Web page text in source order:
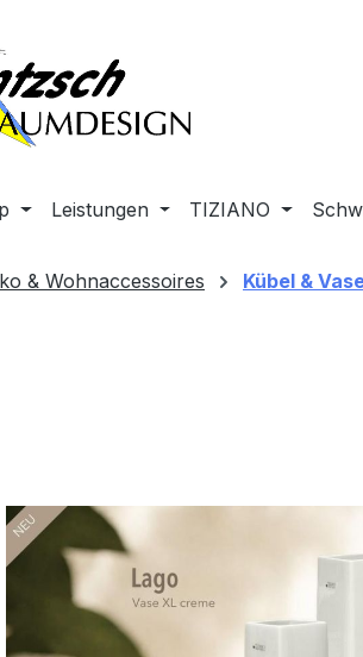
springen
Leistungen TIZIANO
& Wohnaccessoires Kübel &